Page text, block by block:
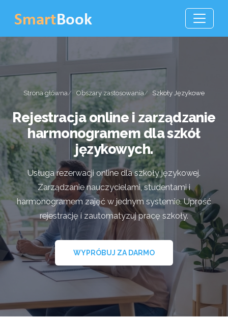
Strona główna Obszary zastosowania Szkoły Językowe
Rejestracja online i zarządzanie
harmonogramem dla szkół
językowych.
Usługa rezerwacji online dla szkoły językowej.
Zarządzanie nauczycielami, studentami i
harmonogramem zajęć w jednym systemie. Uprość
rejestrację i zautomatyzuj pracę szkoły.
WYPRÓBUJ ZA DARMO